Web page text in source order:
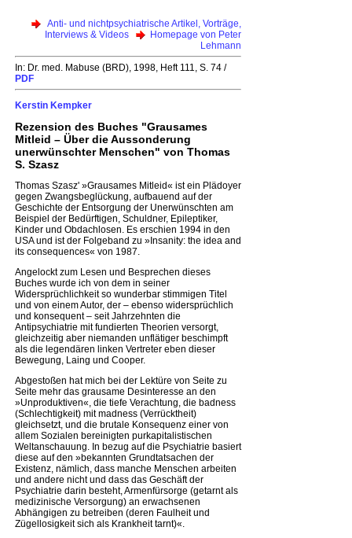
Anti- und nichtpsychiatrische Artikel, Vorträge,
Interviews & Videos
Homepage von Peter
Lehmann
In: Dr. med. Mabuse (BRD), 1998, Heft 111, S. 74 /
PDF
Kerstin Kempker
Rezension des Buches "Grausames
Mitleid – Über die Aussonderung
unerwünschter Menschen" von Thomas
S. Szasz
Thomas Szasz' »Grausames Mitleid« ist ein Plädoyer
gegen Zwangsbeglückung, aufbauend auf der
Geschichte der Entsorgung der Unerwünschten am
Beispiel der Bedürftigen, Schuldner, Epileptiker,
Kinder und Obdachlosen. Es erschien 1994 in den
USA und ist der Folgeband zu »Insanity: the idea and
its consequences« von 1987.
Angelockt zum Lesen und Besprechen dieses
Buches wurde ich von dem in seiner
Widersprüchlichkeit so wunderbar stimmigen Titel
und von einem Autor, der – ebenso widersprüchlich
und konsequent – seit Jahrzehnten die
Antipsychiatrie mit fundierten Theorien versorgt,
gleichzeitig aber niemanden unflätiger beschimpft
als die legendären linken Vertreter eben dieser
Bewegung, Laing und Cooper.
Abgestoßen hat mich bei der Lektüre von Seite zu
Seite mehr das grausame Desinteresse an den
»Unproduktiven«, die tiefe Verachtung, die badness
(Schlechtigkeit) mit madness (Verrücktheit)
gleichsetzt, und die brutale Konsequenz einer von
allem Sozialen bereinigten purkapitalistischen
Weltanschauung. In bezug auf die Psychiatrie basiert
diese auf den »bekannten Grundtatsachen der
Existenz, nämlich, dass manche Menschen arbeiten
und andere nicht und dass das Geschäft der
Psychiatrie darin besteht, Armenfürsorge (getarnt als
medizinische Versorgung) an erwachsenen
Abhängigen zu betreiben (deren Faulheit und
Zügellosigkeit sich als Krankheit tarnt)«.